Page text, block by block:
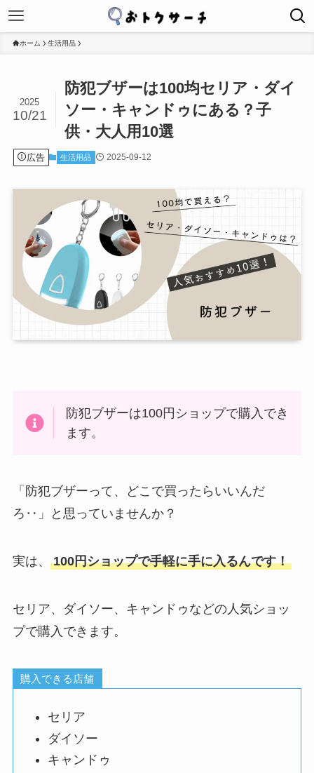
ホーム 生活用品
防犯ブザーは100均セリア・ダイ
ソー・キャンドゥにある？子
供・大人用10選
2025
10/21
広告 生活用品 2025-09-12
防犯ブザーは100円ショップで購入でき
ます。
「防犯ブザーって、どこで買ったらいいんだ
ろ‥」と思っていませんか？
実は、 100円ショップで手軽に手に入るんです！
セリア、ダイソー、キャンドゥなどの人気ショッ
プで購入できます。
購入できる店舗
セリア
ダイソー
キャンドゥ